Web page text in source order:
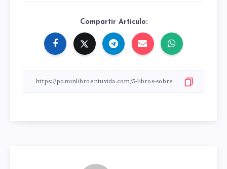
Compartir Artículo: